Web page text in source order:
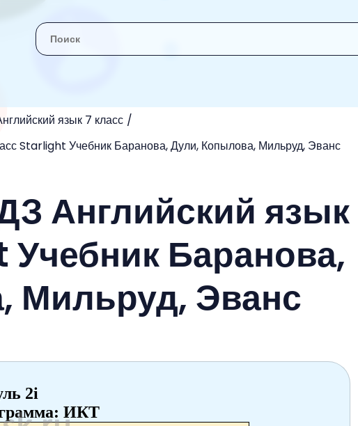
язык 7 класс
Starlight Учебник Баранова, Дули, Копылова, Мильруд, Эванс
Английский язык
Баранова,
Мильруд, Эванс
2i
ИКТ